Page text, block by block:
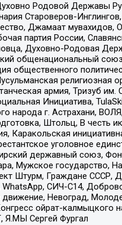
Родовой Державы
Староверов-
Джамаат
партия России,
Духовно-Родовая
общенациональный
общественного
религиозная
армия, Тризуб им.
Инициатива,
народа г. Астрахани,
Штольц, В
уголовное
державный союз,
Мужское
Штурм, Граждане СССР,
СИЧ-С14,
движение, Невоград,
ойрат-калмыцкого
Я.МЫ Сергей Фургал